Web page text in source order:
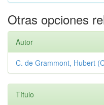
Otras opciones
Autor
C. de Grammont, Hubert
Título